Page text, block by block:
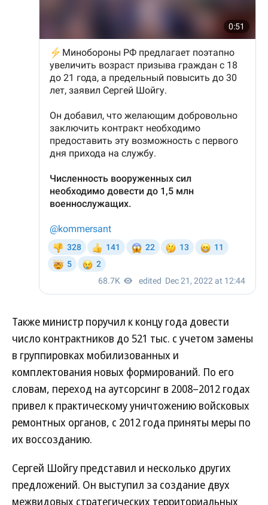
Также министр поручил к концу года довести
число контрактников до 521 тыс. с учетом замены
в группировках мобилизованных и
комплектования новых формирований. По его
словам, переход на аутсорсинг в 2008–2012 годах
привел к практическому уничтожению войсковых
ремонтных органов, с 2012 года приняты меры по
их воссозданию.
Сергей Шойгу представил и несколько других
предложений. Он выступил за создание двух
межвидовых стратегических территориальных